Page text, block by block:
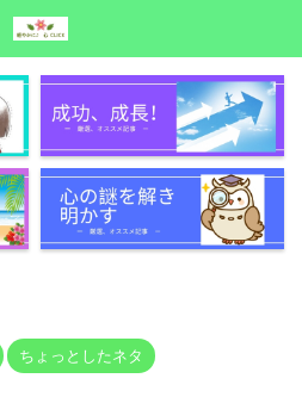
ちょっとしたネタ